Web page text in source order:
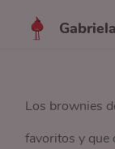
Los brownies
favoritos y que